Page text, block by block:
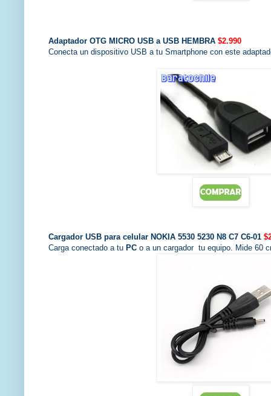
Adaptador OTG MICRO USB a USB HEMBRA $2.990
Conecta un dispositivo USB a tu Smartphone con este
Cargador USB para celular NOKIA 5530 5230 N8 C7 C6-01
Carga conectado a tu PC o a un cargador tu equipo. Mide 60